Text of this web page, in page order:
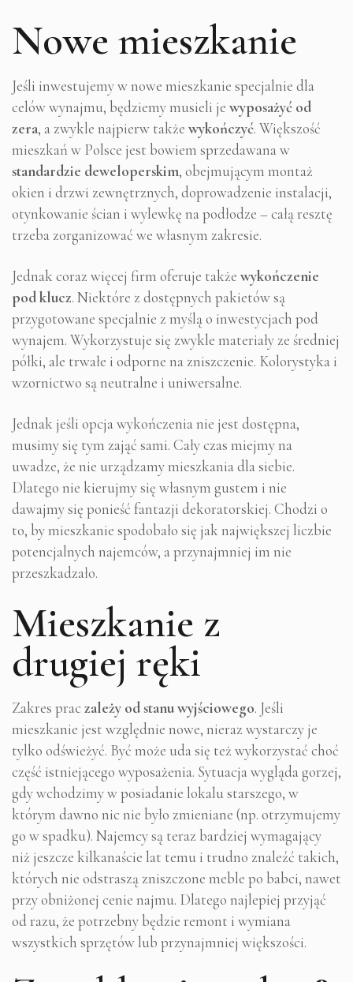
Nowe mieszkanie
Jeśli inwestujemy w nowe mieszkanie specjalnie dla
celów wynajmu, będziemy musieli je wyposażyć od
zera, a zwykle najpierw także wykończyć. Większość
mieszkań w Polsce jest bowiem sprzedawana w
standardzie deweloperskim, obejmującym montaż
okien i drzwi zewnętrznych, doprowadzenie instalacji,
otynkowanie ścian i wylewkę na podłodze – całą resztę
trzeba zorganizować we własnym zakresie.
Jednak coraz więcej firm oferuje także wykończenie
pod klucz. Niektóre z dostępnych pakietów są
przygotowane specjalnie z myślą o inwestycjach pod
wynajem. Wykorzystuje się zwykle materiały ze średniej
półki, ale trwałe i odporne na zniszczenie. Kolorystyka i
wzornictwo są neutralne i uniwersalne.
Jednak jeśli opcja wykończenia nie jest dostępna,
musimy się tym zająć sami. Cały czas miejmy na
uwadze, że nie urządzamy mieszkania dla siebie.
Dlatego nie kierujmy się własnym gustem i nie
dawajmy się ponieść fantazji dekoratorskiej. Chodzi o
to, by mieszkanie spodobało się jak największej liczbie
potencjalnych najemców, a przynajmniej im nie
przeszkadzało.
Mieszkanie z
drugiej ręki
Zakres prac zależy od stanu wyjściowego. Jeśli
mieszkanie jest względnie nowe, nieraz wystarczy je
tylko odświeżyć. Być może uda się też wykorzystać choć
część istniejącego wyposażenia. Sytuacja wygląda gorzej,
gdy wchodzimy w posiadanie lokalu starszego, w
którym dawno nic nie było zmieniane (np. otrzymujemy
go w spadku). Najemcy są teraz bardziej wymagający
niż jeszcze kilkanaście lat temu i trudno znaleźć takich,
których nie odstraszą zniszczone meble po babci, nawet
przy obniżonej cenie najmu. Dlatego najlepiej przyjąć
od razu, że potrzebny będzie remont i wymiana
wszystkich sprzętów lub przynajmniej większości.